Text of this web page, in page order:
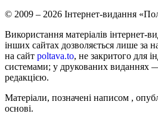
© 2009 – 2026 Інтернет-видання
Використання матеріалів інтернет-
інших сайтах дозволяється лише за
на сайт poltava.to, не закритого для
системами; у друкованих виданнях
редакцією.
Матеріали, позначені написом ,
основі.